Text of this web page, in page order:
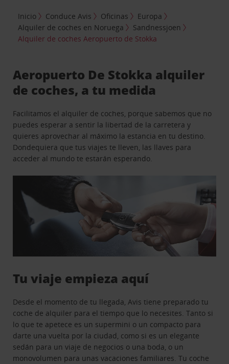
Inicio Conduce Avis Oficinas
Europa
Alquiler de coches en Noruega
Sandnessjoen
Alquiler de coches Aeropuerto de Stokka
Aeropuerto De Stokka alquiler
de coches, a tu medida
Facilitamos el alquiler de coches, porque sabemos que no
puedes esperar a sentir la libertad de la carretera y
quieres aprovechar al máximo la estancia en tu destino.
Dondequiera que tus viajes te lleven, las llaves para
acceder al mundo te estarán esperando.
Tu viaje empieza aquí
Desde el momento de tu llegada, Avis tiene preparado tu
coche de alquiler para el tiempo que lo necesites. Tanto si
lo que te apetece es un supermini o un compacto para
darte una vuelta por la ciudad, como si es un elegante
sedán para un viaje de negocios o una boda, o un
monovolumen para unas vacaciones familiares. Tu coche